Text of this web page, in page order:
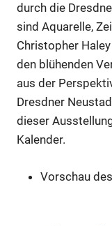
durch die
sind Aquarelle,
Christopher
den blühenden
aus der
Dresdner
dieser
Kalender.
Vorschau